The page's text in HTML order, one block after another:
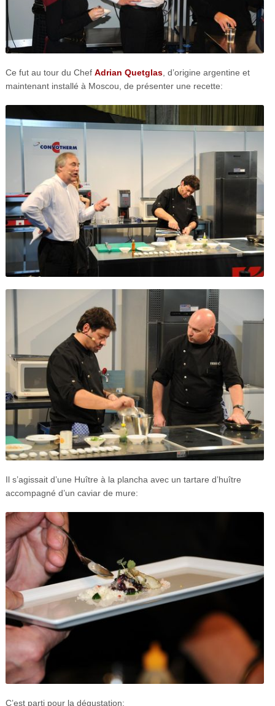
Ce fut au tour du Chef Adrian Quetglas, d’origine argentine et
maintenant installé à Moscou, de présenter une recette:
Il s’agissait d’une Huître à la plancha avec un tartare d’huître
accompagné d’un caviar de mure:
C’est parti pour la dégustation: